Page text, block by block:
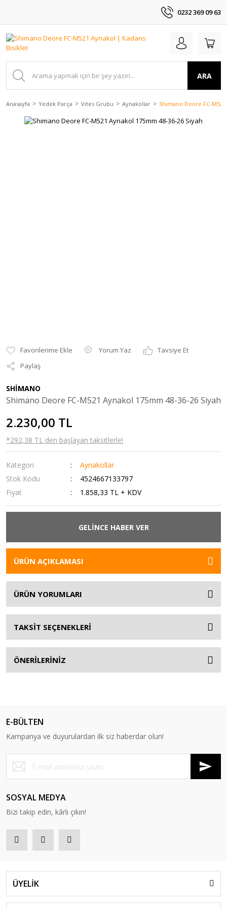
0232 369 09 63
ARA
Anasayfa Yedek Parça Vites Grubu Aynakollar Shimano Deore FC-
Yorum Yaz
Tavsiye Et
Paylaş
SHİMANO
Shimano Deore FC-M521 Aynakol 175mm 48-36-26 Siyah
2.230,00 TL
*292,38 TL den başlayan taksitlerle!
Kategori
Aynakollar
Stok Kodu
4524667133797
Fiyat
1.858,33 TL + KDV
GELİNCE HABER VER
ÜRÜN AÇIKLAMASI
ÜRÜN YORUMLARI
TAKSİT SEÇENEKLERİ
ÖNERİLERİNİZ
E-BÜLTEN
Kampanya ve duyurulardan ilk siz haberdar olun!
SOSYAL MEDYA
Bizi takip edin, kârlı çıkın!
ÜYELİK